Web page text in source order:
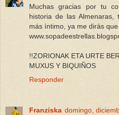
Muchas gracias por tu
historia de las
más íntimo, ya me dirás
!!ZORIONAK ETA URTE
MUXUS Y BIQUIÑOS
Responder
Franziska domingo,